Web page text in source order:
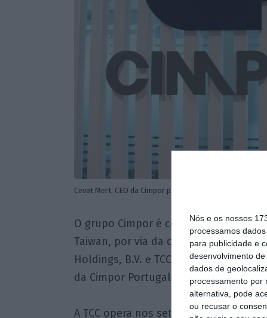
Nós e os nossos
processamos
para publicidade e
desenvolvimento de
dados de
processamento por
alternativa, pode
ou recusar o
Cevat Mert, CEO da Cimpor para Portugal e Cabo Verde
O grupo Cimpor é controlado pela
Taiwan, por via da cadeia de controlo
Holdings, B.V. e TCC Europe
da Cimpor Portugal Holdings, SGPS,
A TCC opera nos setores da energia,